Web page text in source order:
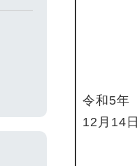
令和5年
12月14日